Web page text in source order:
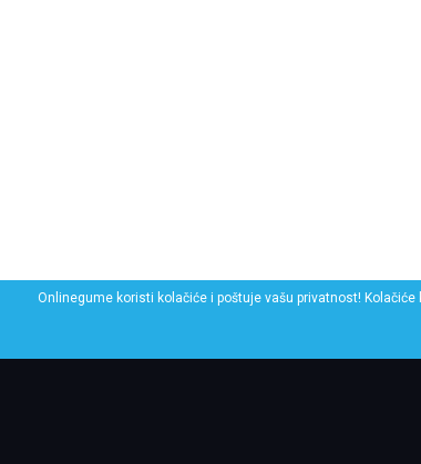
Onlinegume koristi kolačiće i poštuje vašu privatnost!